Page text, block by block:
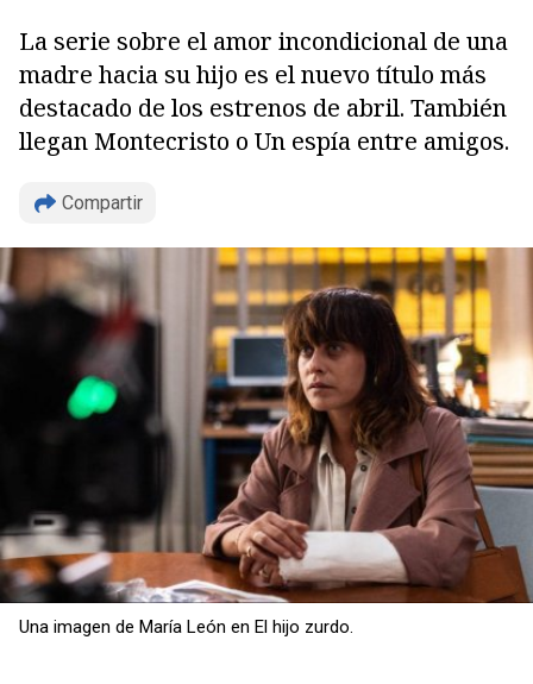
La serie sobre el amor incondicional de una
madre hacia su hijo es el nuevo título más
destacado de los estrenos de abril. También
llegan Montecristo o Un espía entre amigos.
Compartir
Una imagen de María León en El hijo zurdo.